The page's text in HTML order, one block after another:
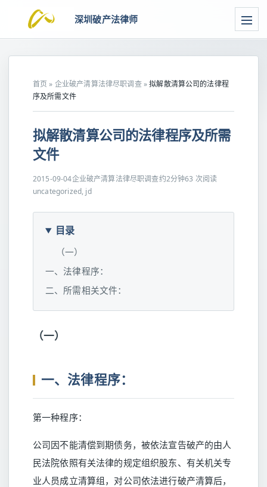
深圳破产法律师
首页 » 企业破产清算法律尽职调查»拟解散清算公司的法律程
序及所需文件
拟解散清算公司的法律程序及所需
文件
2015-09-04企业破产清算法律尽职调查约2分钟63 次阅读
uncategorized, jd
目录
（一）
一、法律程序：
二、所需相关文件：
（一）
一、法律程序：
第一种程序：
公司因不能清偿到期债务，被依法宣告破产的由人
民法院依照有关法律的规定组织股东、有关机关专
业人员成立清算组，对公司依法进行破产清算后，